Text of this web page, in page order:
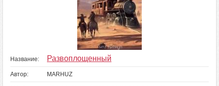
Название: Развоплощенный
Автор: MARHUZ